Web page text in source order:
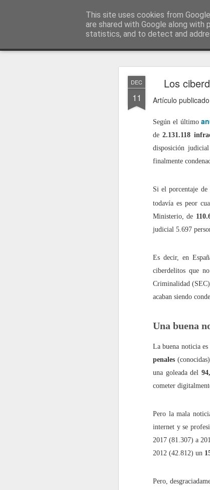
DEC
11
Los
Artículo
Según el último
de 2.131.118
disposición
finalmente
Si el porcentaje de
todavía es peor
Ministerio, de
judicial 5.697
Es decir, en
ciberdelitos que
Criminalidad (SEC)
acaban siendo
Una buena
La buena noticia
penales
una goleada del
cometer
Pero la mala
internet y se
2017 (81.307) a
2012 (42.812) un
Pero,
This site uses cookies from
are shared with Google along
statistics, and to detect and
menos tecnología y más
enero
2022.01.07
2022.01.14
2022.01.21
2022.01.28
2022.02.04
2022.02.11